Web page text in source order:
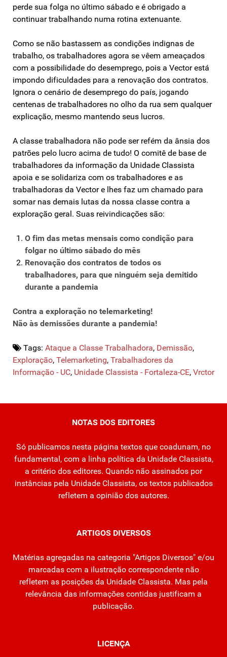
perde sua folga no último sábado e é obrigado a
continuar trabalhando numa rotina extenuante.
Como se não bastassem as condições indignas de
trabalho, os trabalhadores agora se vêem ameaçados
com a possibilidade do desemprego, pois a Vector está
impondo dificuldades para a renovação dos contratos.
Ignora o cenário de desemprego do país, jogando
centenas de trabalhadores no olho da rua sem qualquer
explicação, mesmo mantendo seus lucros.
A classe trabalhadora não pode ser refém da ânsia dos
patrões pelo lucro acima de tudo! O comitê de base de
trabalhadores da informação da Unidade Classista
apoia e se solidariza com os trabalhadores e as
trabalhadoras da Vector e lhes faz um chamado para
somar nas demais lutas da nossa classe contra a
exploração geral. Suas reivindicações são:
O fim das metas mensais como condição para
folgar no último sábado do mês
Renovação dos contratos de todos os
trabalhadores, para que ninguém seja demitido
durante a pandemia
Contra a exploração no telemarketing!
Não às demissões durante a pandemia!
Tags: Ataque a Classe Trabalhadora, Demissão,
Exploração, Telemarketing, Trabalhadores da
Informação - UC, Unidade Classista - Fortaleza-CE, Vrctor
NOTAS DOS EDITORES
Só publicamos nesta página textos que coadunam, no
fundamental, com a linha política da Unidade Classista,
a critério dos editores. Quando não assinados por
instâncias pela Unidade Classista, os textos publicados
refletem a opinião dos autores.
ARTIGOS DIVERSOS
Matérias agregadas na categoria "Artigos Diversos" e/ou
marcadas com a ilustração correspondente não
refletem as posições da Unidade Classista. Mas pela
relevância das informações contidas justificam a
publicação.
LICENÇA